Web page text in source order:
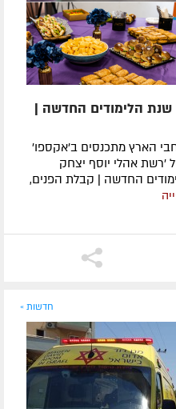
שנת הלימודים החדשה |
הארץ מתכנסים ב'אקספו'
'רשת אהלי יוסף יצחק
החדשה | קבלת הפנים,
חדשות »